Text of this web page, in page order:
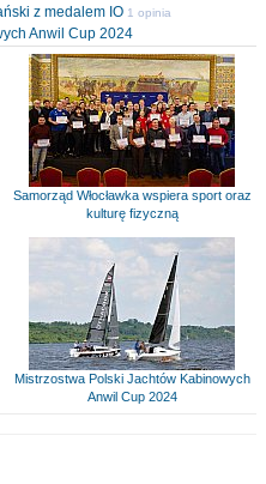
z medalem IO 1 opinia
Anwil Cup 2024
Samorząd Włocławka wspiera sport oraz
kulturę fizyczną
Mistrzostwa Polski Jachtów Kabinowych
Anwil Cup 2024